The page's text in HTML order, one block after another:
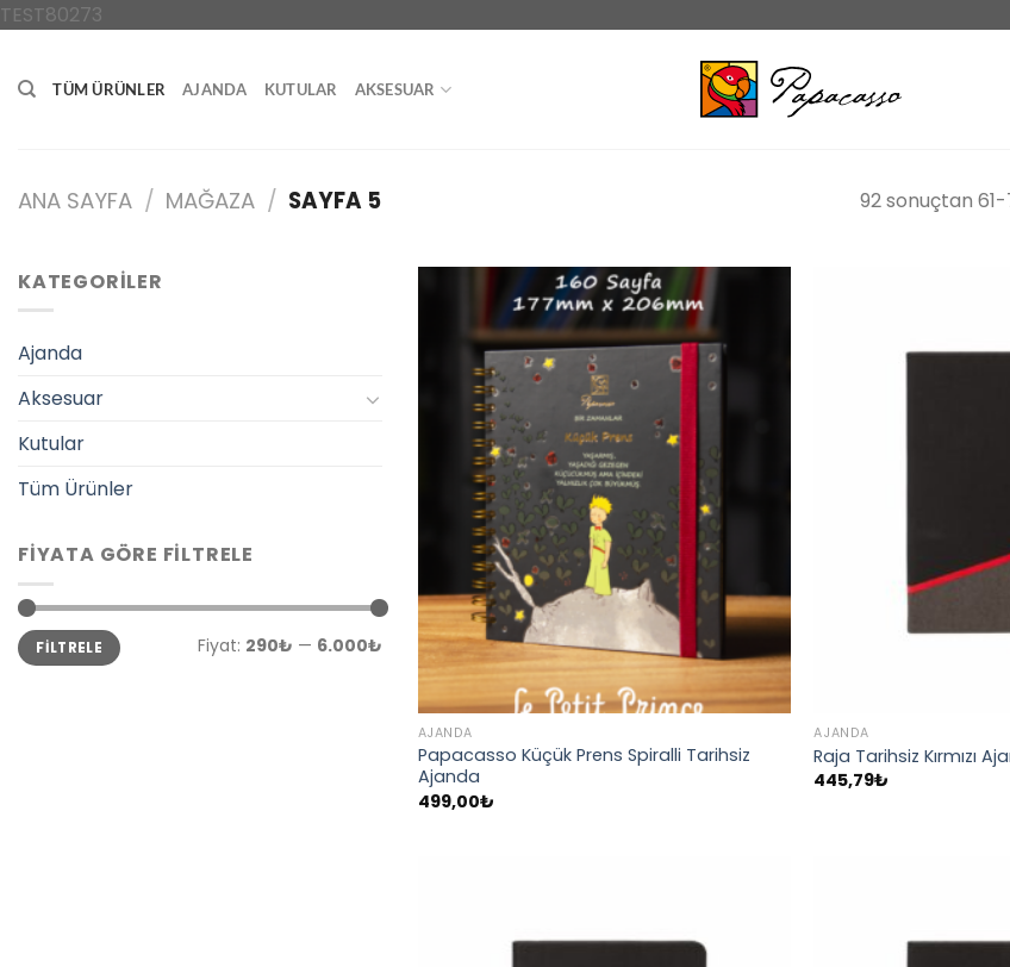
TEST80273
TÜM ÜRÜNLER AJANDA KUTULAR AKSESUAR
ANA SAYFA / MAĞAZA / SAYFA 5 92 sonuçtan
KATEGORILER
Ajanda
Aksesuar
Kutular
Tüm Ürünler
FIYATA GÖRE FILTRELE
En
düşük
fiyat
En
yüksek
fiyat
FILTRELE Fiyat: 290₺ — 6.000₺
AJANDA
Papacasso Küçük Prens Spiralli Tarihsiz
Ajanda
499,00₺
AJANDA
Raja Tarihsiz Kırmızı
445,79₺